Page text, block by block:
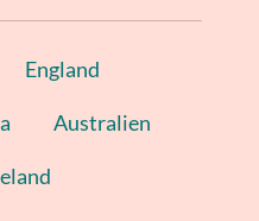
England
Australien